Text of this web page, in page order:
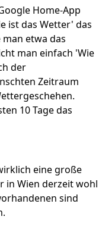
Home-App
ist das Wetter' das
etwa das
man einfach 'Wie
der
Zeitraum
10 Tage das
eine große
in Wien derzeit wohl
sind